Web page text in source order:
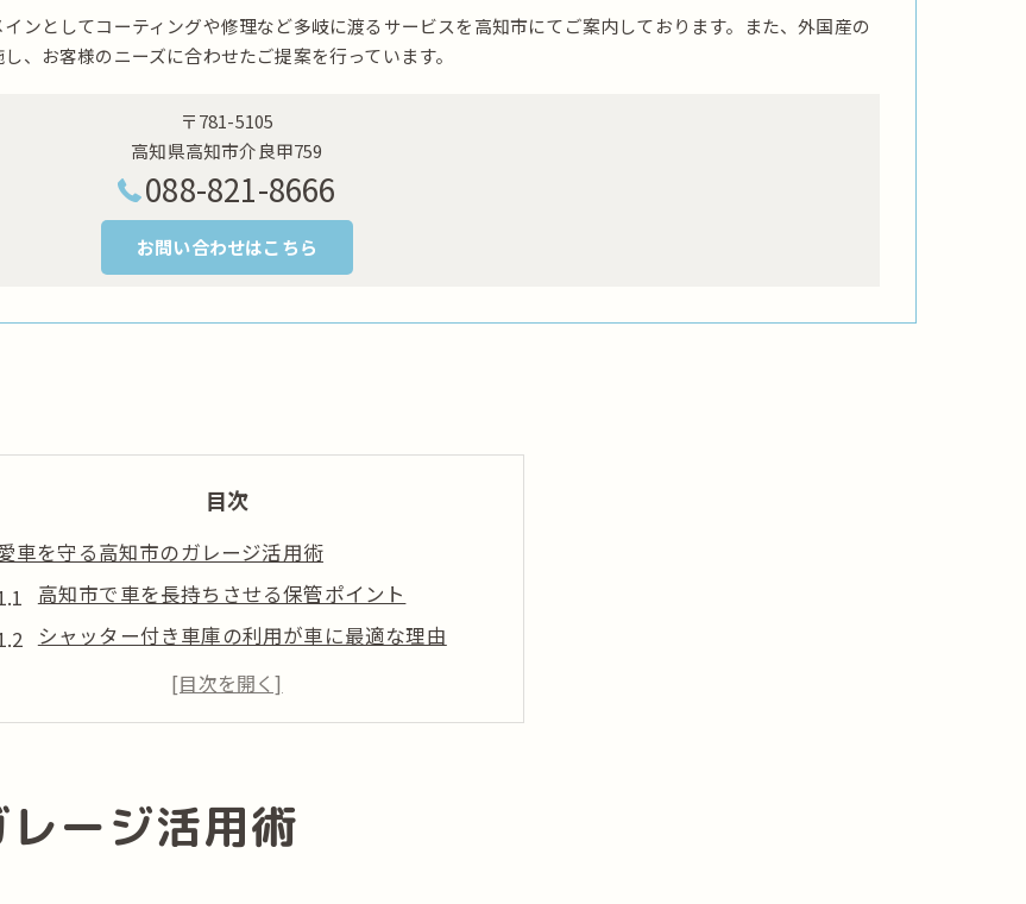
ンとしてコーティングや修理など多岐に渡るサービスを高知市にてご案内しております。また、外国産の
、お客様のニーズに合わせたご提案を行っています。
〒781-5105
高知県高知市介良甲759
088-821-8666
お問い合わせはこちら
目次
車を守る高知市のガレージ活用術
高知市で車を長持ちさせる保管ポイント
シャッター付き車庫の利用が車に最適な理由
高知市のガレージ選びで重視すべき設備とは
賃貸ガレージと一軒家の車保管の違い
レージ付き住宅の賢い選択肢とは
高知市のガレージ付き一軒家が人気の理由
ージ活用術